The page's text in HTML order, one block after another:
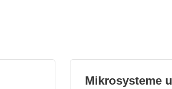
Mikrosysteme